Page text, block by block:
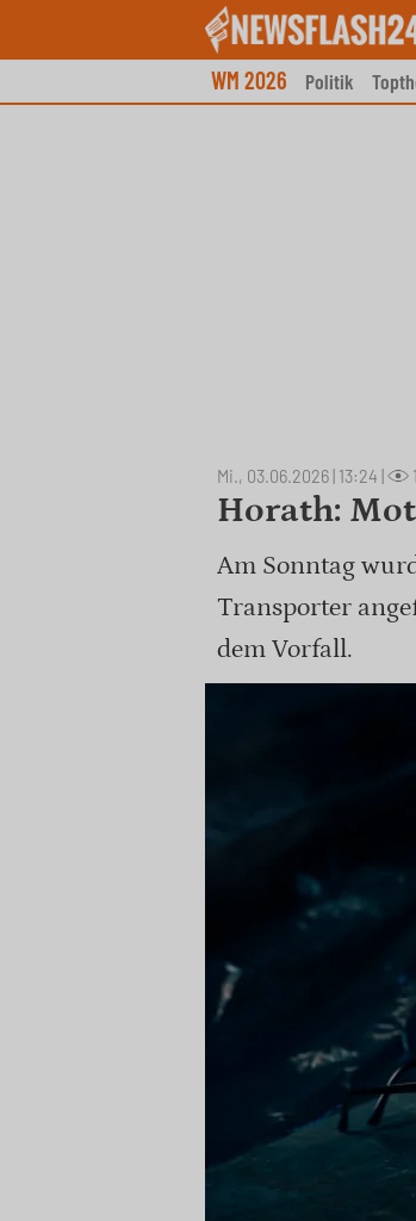
WM 2026 Politik
Mi., 03.06.2026 | 13:24
Horath:
Am Sonntag
Transporter
dem Vorfall.